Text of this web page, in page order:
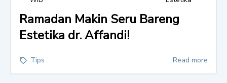
Ramadan Makin Seru Bareng
Estetika dr. Affandi!
Tips Read more